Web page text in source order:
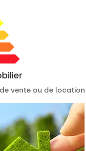
vente ou de location